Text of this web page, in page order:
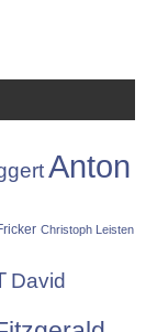
Anton
Christoph Leisten
David